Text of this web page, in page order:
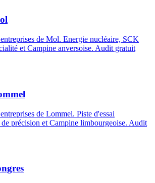
de Mol. Energie nucléaire, SCK
et Campine anversoise. Audit gratuit
de Lommel. Piste d'essai
précision et Campine limbourgeoise. Audit